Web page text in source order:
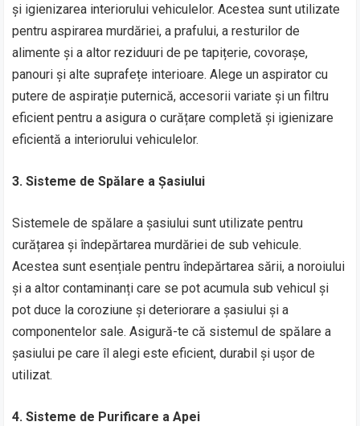
și igienizarea interiorului vehiculelor. Acestea sunt utilizate
pentru aspirarea murdăriei, a prafului, a resturilor de
alimente și a altor reziduuri de pe tapițerie, covorașe,
panouri și alte suprafețe interioare. Alege un aspirator cu
putere de aspirație puternică, accesorii variate și un filtru
eficient pentru a asigura o curățare completă și igienizare
eficientă a interiorului vehiculelor.
3. Sisteme de Spălare a Șasiului
Sistemele de spălare a șasiului sunt utilizate pentru
curățarea și îndepărtarea murdăriei de sub vehicule.
Acestea sunt esențiale pentru îndepărtarea sării, a noroiului
și a altor contaminanți care se pot acumula sub vehicul și
pot duce la coroziune și deteriorare a șasiului și a
componentelor sale. Asigură-te că sistemul de spălare a
șasiului pe care îl alegi este eficient, durabil și ușor de
utilizat.
4. Sisteme de Purificare a Apei